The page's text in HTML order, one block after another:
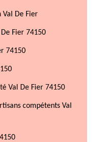
De Fier
Fier 74150
74150
Val De Fier 74150
compétents Val